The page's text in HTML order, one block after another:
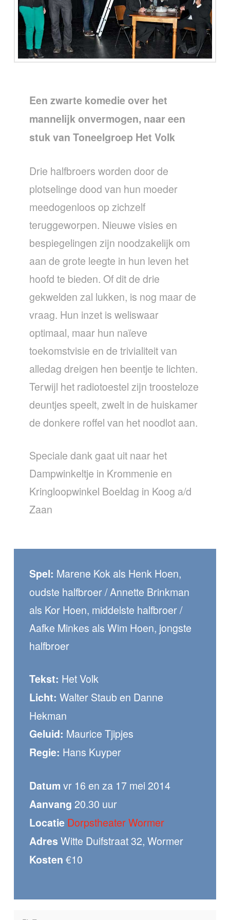
Een zwarte komedie over het
mannelijk onvermogen, naar een
stuk van Toneelgroep Het Volk
Drie halfbroers worden door de
plotselinge dood van hun moeder
meedogenloos op zichzelf
teruggeworpen. Nieuwe visies en
bespiegelingen zijn noodzakelijk om
aan de grote leegte in hun leven het
hoofd te bieden. Of dit de drie
gekwelden zal lukken, is nog maar de
vraag. Hun inzet is weliswaar
optimaal, maar hun naïeve
toekomstvisie en de trivialiteit van
alledag dreigen hen beentje te lichten.
Terwijl het radiotoestel zijn troosteloze
deuntjes speelt, zwelt in de huiskamer
de donkere roffel van het noodlot aan.
Speciale dank gaat uit naar het
Dampwinkeltje in Krommenie en
Kringloopwinkel Boeldag in Koog a/d
Zaan
Spel: Marene Kok als Henk Hoen,
oudste halfbroer / Annette Brinkman
als Kor Hoen, middelste halfbroer /
Aafke Minkes als Wim Hoen, jongste
halfbroer
Tekst: Het Volk
Licht: Walter Staub en Danne
Hekman
Geluid: Maurice Tjipjes
Regie: Hans Kuyper
Datum vr 16 en za 17 mei 2014
Aanvang 20.30 uur
Locatie Dorpstheater Wormer
Adres Witte Duifstraat 32, Wormer
Kosten €10